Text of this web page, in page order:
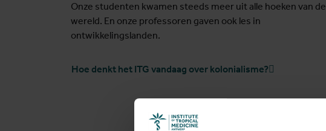
Onze studenten kwamen steeds meer uit alle hoeken van de
wereld. En onze professoren gaven ook les in
ontwikkelingslanden.
Hoe denkt het ITG vandaag over kolonialisme?